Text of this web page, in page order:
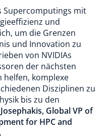
Supercomputings mit
und
um die Grenzen
und Innovation zu
von NVIDIAs
der nächsten
helfen, komplexe
Disziplinen zu
bis zu den
Global VP of
for HPC and